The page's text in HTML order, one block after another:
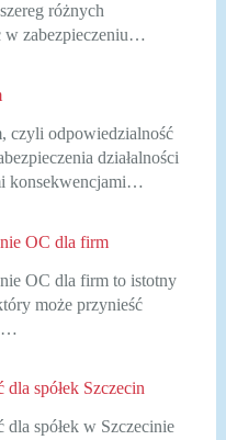
różnych
w zabezpieczeniu…
czyli odpowiedzialność
działalności
konsekwencjami…
OC dla firm
OC dla firm to istotny
może przynieść
dla spółek Szczecin
dla spółek w Szczecinie